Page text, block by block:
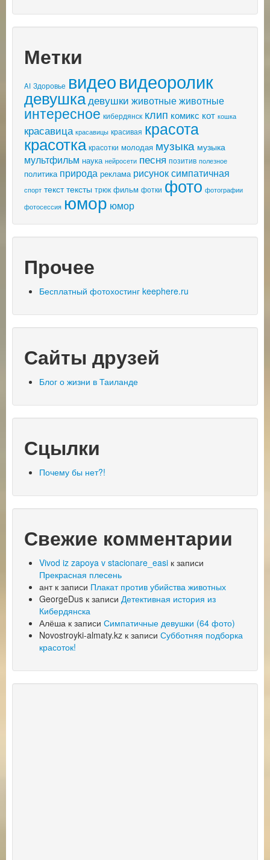
Метки
AI Здоровье видеовидеоролик
девушкадевушки животныеживотные
интересное кибердянск клип комикс кот кошка
красавица красавицы красивая красота
красотка красотки молодая музыка музыка
мультфильм наука нейросети песня позитив полезное
политика природа реклама рисуноксимпатичная
спорт текст тексты трюк фильм фотки фото фотографии
фотосессия юмор юмор
Прочее
Бесплатный фотохостинг keephere.ru
Сайты друзей
Блог о жизни в Таиланде
Сцылки
Почему бы нет?!
Свежие комментарии
Vivod iz zapoya v stacionare_easi к записи
Прекрасная плесень
антк записи Плакат против убийства животных
GeorgeDus к записи Детективная история из
Кибердянска
Алёша к записи Симпатичные девушки (64 фото)
Novostroyki-almaty.kz к записи Субботняя подборка
красоток!